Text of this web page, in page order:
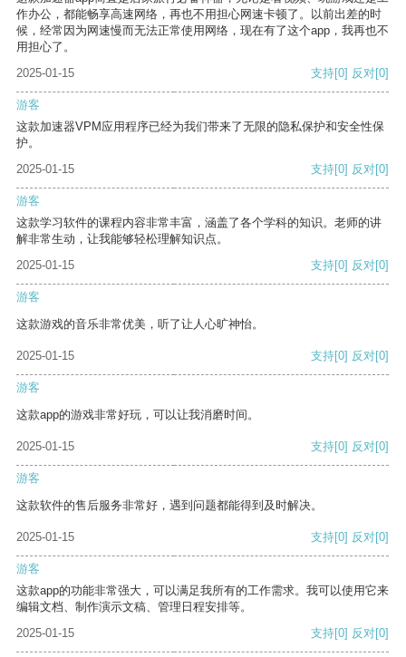
作办公，都能畅享高速网络，再也不用担心网速卡顿了。以前出差的时
候，经常因为网速慢而无法正常使用网络，现在有了这个app，我再也不
用担心了。
2025-01-15
支持[0] 反对[0]
游客
这款加速器VPM应用程序已经为我们带来了无限的隐私保护和安全性保
护。
2025-01-15
支持[0] 反对[0]
游客
这款学习软件的课程内容非常丰富，涵盖了各个学科的知识。老师的讲
解非常生动，让我能够轻松理解知识点。
2025-01-15
支持[0] 反对[0]
游客
这款游戏的音乐非常优美，听了让人心旷神怡。
2025-01-15 支持[0] 反对[0]
游客
这款app的游戏非常好玩，可以让我消磨时间。
2025-01-15 支持[0] 反对[0]
游客
这款软件的售后服务非常好，遇到问题都能得到及时解决。
2025-01-15 支持[0] 反对[0]
游客
这款app的功能非常强大，可以满足我所有的工作需求。我可以使用它来
编辑文档、制作演示文稿、管理日程安排等。
2025-01-15
支持[0] 反对[0]